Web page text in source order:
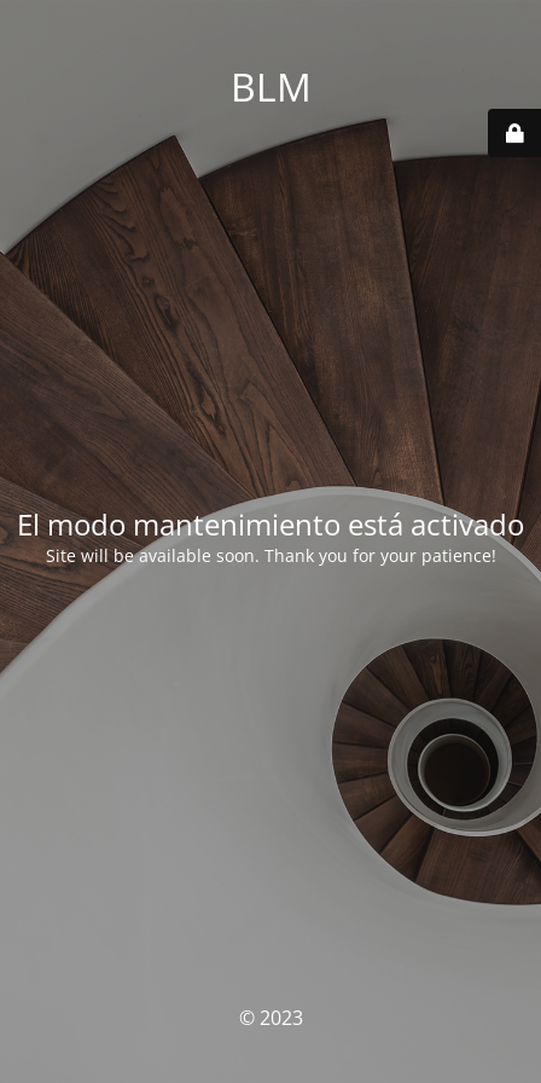
BLM
El modo mantenimiento está activado
Site will be available soon. Thank you for your patience!
© 2023